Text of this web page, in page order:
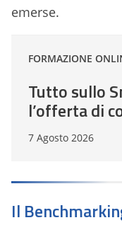
emerse.
FORMAZIONE
Tutto sullo
l’offerta di
7 Agosto 2026
Il